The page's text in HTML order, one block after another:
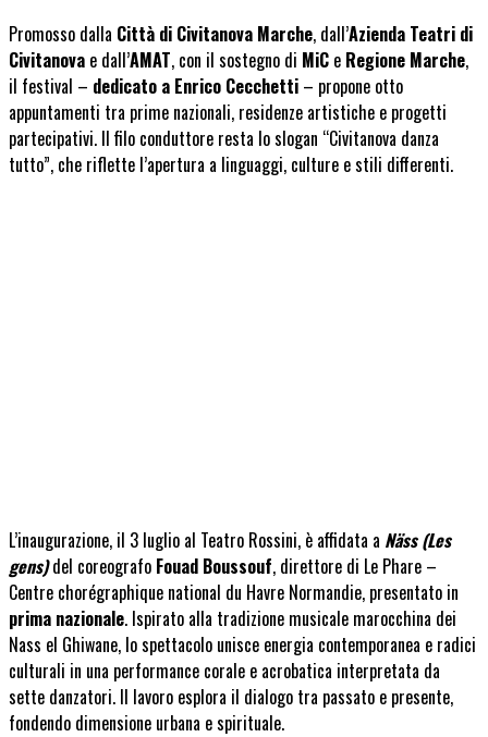
Promosso dalla Città di Civitanova Marche, dall’Azienda Teatri di
Civitanova e dall’AMAT, con il sostegno di MiC e Regione Marche,
il festival – dedicato a Enrico Cecchetti – propone otto
appuntamenti tra prime nazionali, residenze artistiche e progetti
partecipativi. Il filo conduttore resta lo slogan “Civitanova danza
tutto”, che riflette l’apertura a linguaggi, culture e stili differenti.
L’inaugurazione, il 3 luglio al Teatro Rossini, è affidata a Näss (Les
gens) del coreografo Fouad Boussouf, direttore di Le Phare –
Centre chorégraphique national du Havre Normandie, presentato in
prima nazionale. Ispirato alla tradizione musicale marocchina dei
Nass el Ghiwane, lo spettacolo unisce energia contemporanea e radici
culturali in una performance corale e acrobatica interpretata da
sette danzatori. Il lavoro esplora il dialogo tra passato e presente,
fondendo dimensione urbana e spirituale.